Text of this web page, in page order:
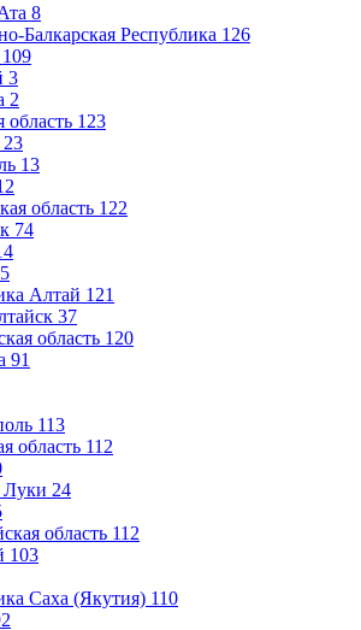
8
Балкарская Республика 126
109
3
2
область 123
23
13
область 122
74
5
Алтай 121
37
область 120
91
113
область 112
Луки 24
область 112
103
Саха (Якутия) 110